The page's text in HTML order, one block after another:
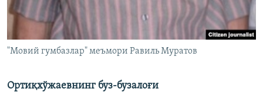
"Мовий гумбазлар" меъмори Равиль Муратов
Ортиқхўжаевнинг буз-бузалоғи